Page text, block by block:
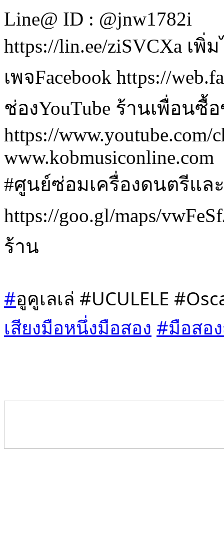
Line@ ID : @jnw1782i
https://lin.ee/ziSVCXa เ
เพจFacebook https://
ช่องYouTube ร้านเพื่อนซื้
https://
www.kobmusiconline.com
#ศูนย์ซ่อมเครื่องดนตรีแล
https://goo.gl/maps/
ร้าน
#อูคูเลเล่ #UCULELE
เสียงมือหนึ่งมือสอง #มือสอ